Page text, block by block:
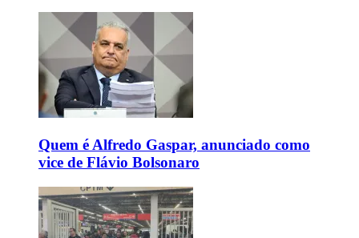
Quem é Alfredo Gaspar, anunciado como
vice de Flávio Bolsonaro